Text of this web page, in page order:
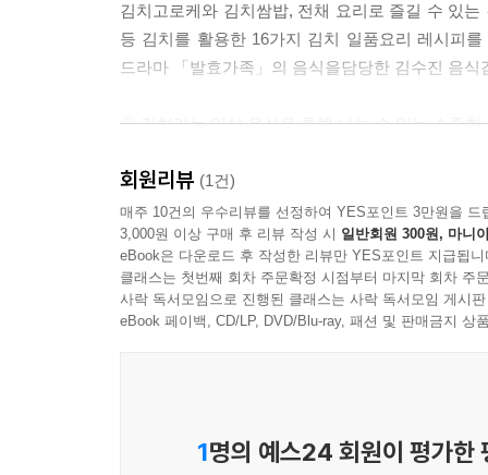
김치고로케와 김치쌈밥, 전채 요리로 즐길 수 있
등 김치를 활용한 16가지 김치 일품요리 레시피
드라마 「발효가족」의 음식을담당한 김수진 음
◎ 김치라는 일상 음식을 통해 나눌 수 있는 소중한
송일국, 박진희 주연의 JTBC 개국 특집 드라마 「
간직한 사람들이 모여서 서로를 보듬으며 살아
그래도 참 살만하다는 소박한 행복을 김치와 함께
전해나간 「발효가족」은 천지인의 음식이 손님
우리가 매일 먹는 음식 속에는 사실 많은 이야기
수 있게 한다는 가지소박이, 혼자 있으면 양념
회원리뷰 (1건)
매주 10건의 우수리뷰를 선정하여 YES포인트 3만원을 드
3,000원 이상 구매 후 리뷰 작성 시 일반회원 300원, 마니
eBook은 다운로드 후 작성한 리뷰만 YES포인트 지급됩니
클래스는 첫번째 회차 주문확정 시점부터 마지막 회차 주
사락 독서모임으로 진행된 클래스는 사락 독서모임 게시
eBook 페이백, CD/LP, DVD/Blu-ray, 패션 및 판매금지 상
1명의 예스24 회원이 평가한